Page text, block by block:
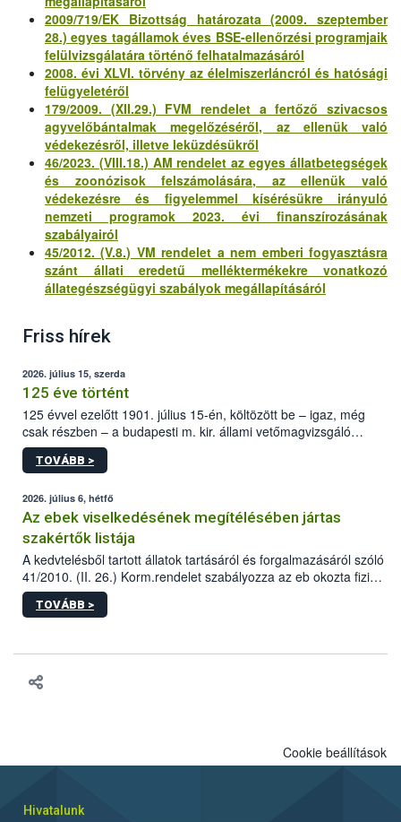
2009/719/EK Bizottság határozata (2009. szeptember
28.) egyes tagállamok éves BSE-ellenőrzési programjaik
felülvizsgálatára történő felhatalmazásáról
2008. évi XLVI. törvény az élelmiszerláncról és hatósági
felügyeletéről
179/2009. (XII.29.) FVM rendelet a fertőző szivacsos
agyvelőbántalmak megelőzéséről, az ellenük való
védekezésről, illetve leküzdésükről
46/2023. (VIII.18.) AM rendelet az egyes állatbetegségek
és zoonózisok felszámolására, az ellenük való
védekezésre és figyelemmel kísérésükre irányuló
nemzeti programok 2023. évi finanszírozásának
szabályairól
45/2012. (V.8.) VM rendelet a nem emberi fogyasztásra
szánt állati eredetű melléktermékekre vonatkozó
állategészségügyi szabályok megállapításáról
Friss hírek
2026. július 15, szerda
125 éve történt
125 évvel ezelőtt 1901. július 15-én, költözött be – igaz, még
csak részben – a budapesti m. kir. állami vetőmagvizsgáló
állomás a Kis Rókus utca 15. szám alatti, Czigler Győző által
tervezett új épületébe.
TOVÁBB >
2026. július 6, hétfő
Az ebek viselkedésének megítélésében jártas
szakértők listája
A kedvtelésből tartott állatok tartásáról és forgalmazásáról szóló
41/2010. (II. 26.) Korm.rendelet szabályozza az eb okozta fizikai
sérülés, illetve ennek veszélye keletkezésekor felmerülő
hatósági feladatokat, valamint a veszélyes eb tartását és annak
TOVÁBB >
Cookie beállítások
Hivatalunk